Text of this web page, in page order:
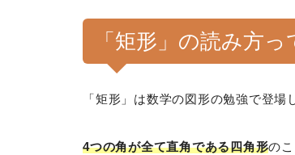
「矩形」の読み方
「矩形」は数学の図形の勉強で登場
4つの角が全て直角である四角形の